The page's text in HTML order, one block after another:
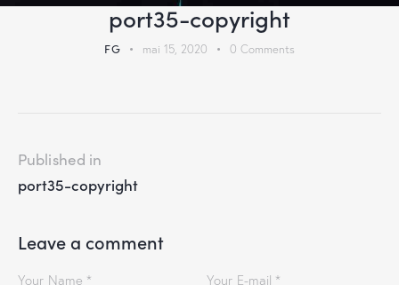
port35-copyright
FG mai 15, 2020 0 Comments
Published in
port35-copyright
Leave a comment